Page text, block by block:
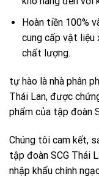
Hoàn tiền 100%
cung cấp vật liệu
chất lượng.
tự hào là nhà phân
Thái Lan, được
phẩm của tập đoàn
Chúng tôi cam kết,
tập đoàn SCG Thái
nhập khẩu chính